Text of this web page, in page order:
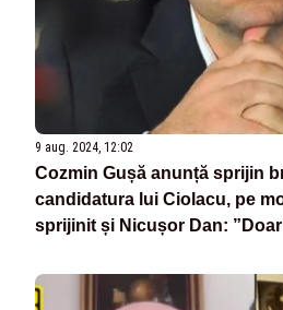
9 aug. 2024, 12:02
Cozmin Gușă anunță sprijin
candidatura lui Ciolacu, pe
sprijinit și Nicușor Dan:
pesedist în tandem cu Ciucă!”